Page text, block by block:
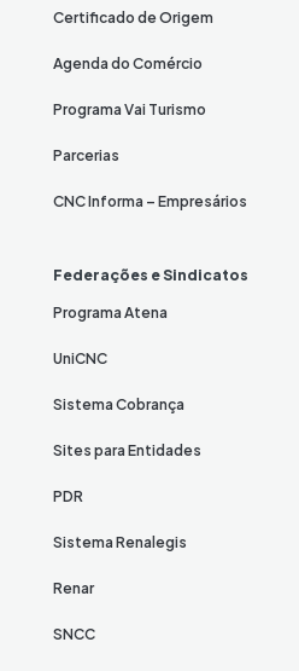
Certificado de Origem
Agenda do Comércio
Programa Vai Turismo
Parcerias
CNC Informa – Empresários
Federações e Sindicatos
Programa Atena
UniCNC
Sistema Cobrança
Sites para Entidades
PDR
Sistema Renalegis
Renar
SNCC